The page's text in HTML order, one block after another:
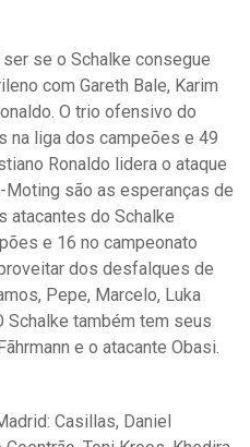
se o Schalke consegue
com Gareth Bale, Karim
O trio ofensivo do
na liga dos campeões e 49
Ronaldo lidera o ataque
Moting são as esperanças de
atacantes do Schalke
e 16 no campeonato
dos desfalques de
Pepe, Marcelo, Luka
Schalke também tem seus
e o atacante Obasi.
Casillas, Daniel